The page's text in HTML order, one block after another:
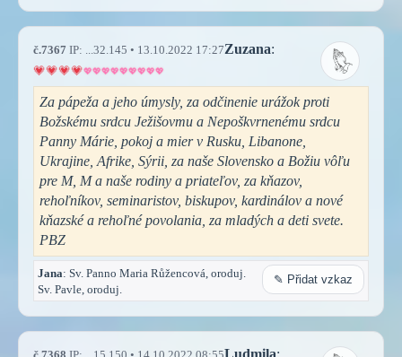
č.7367 IP: ...32.145 • 13.10.2022 17:27Zuzana:
Za pápeža a jeho úmysly, za odčinenie urážok proti
Božskému srdcu Ježišovmu a Nepoškvrnenému srdcu
Panny Márie, pokoj a mier v Rusku, Libanone,
Ukrajine, Afrike, Sýrii, za naše Slovensko a Božiu vôľu
pre M, M a naše rodiny a priateľov, za kňazov,
rehoľníkov, seminaristov, biskupov, kardinálov a nové
kňazské a rehoľné povolania, za mladých a deti svete.
PBZ
Jana: Sv. Panno Maria Růžencová, oroduj.
Sv. Pavle, oroduj.
✎ Přidat vzkaz
Ludmila: